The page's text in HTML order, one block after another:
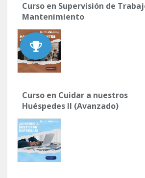
Curso en Supervisión de
Mantenimiento
Curso en Cuidar a nuestros
Huéspedes II (Avanzado)